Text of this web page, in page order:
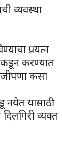
व्यवस्था
प्रयत्न
करण्यात
कसा
नयेत यासाठी
व्यक्त